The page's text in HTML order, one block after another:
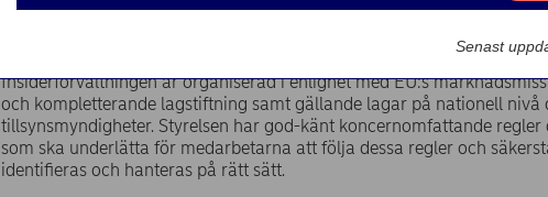
Insiderförvaltningen är organiserad i enlighet med EU:s
och kompletterande lagstiftning samt gällande lagar på nationell nivå
tillsynsmyndigheter. Styrelsen har god-känt koncernomfattande
som ska underlätta för medarbetarna att följa dessa regler och
identifieras och hanteras på rätt sätt.
Senast